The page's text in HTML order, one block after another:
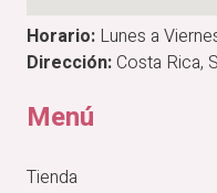
Horario: Lunes a
Dirección:Costa Rica,
Menú
Tienda